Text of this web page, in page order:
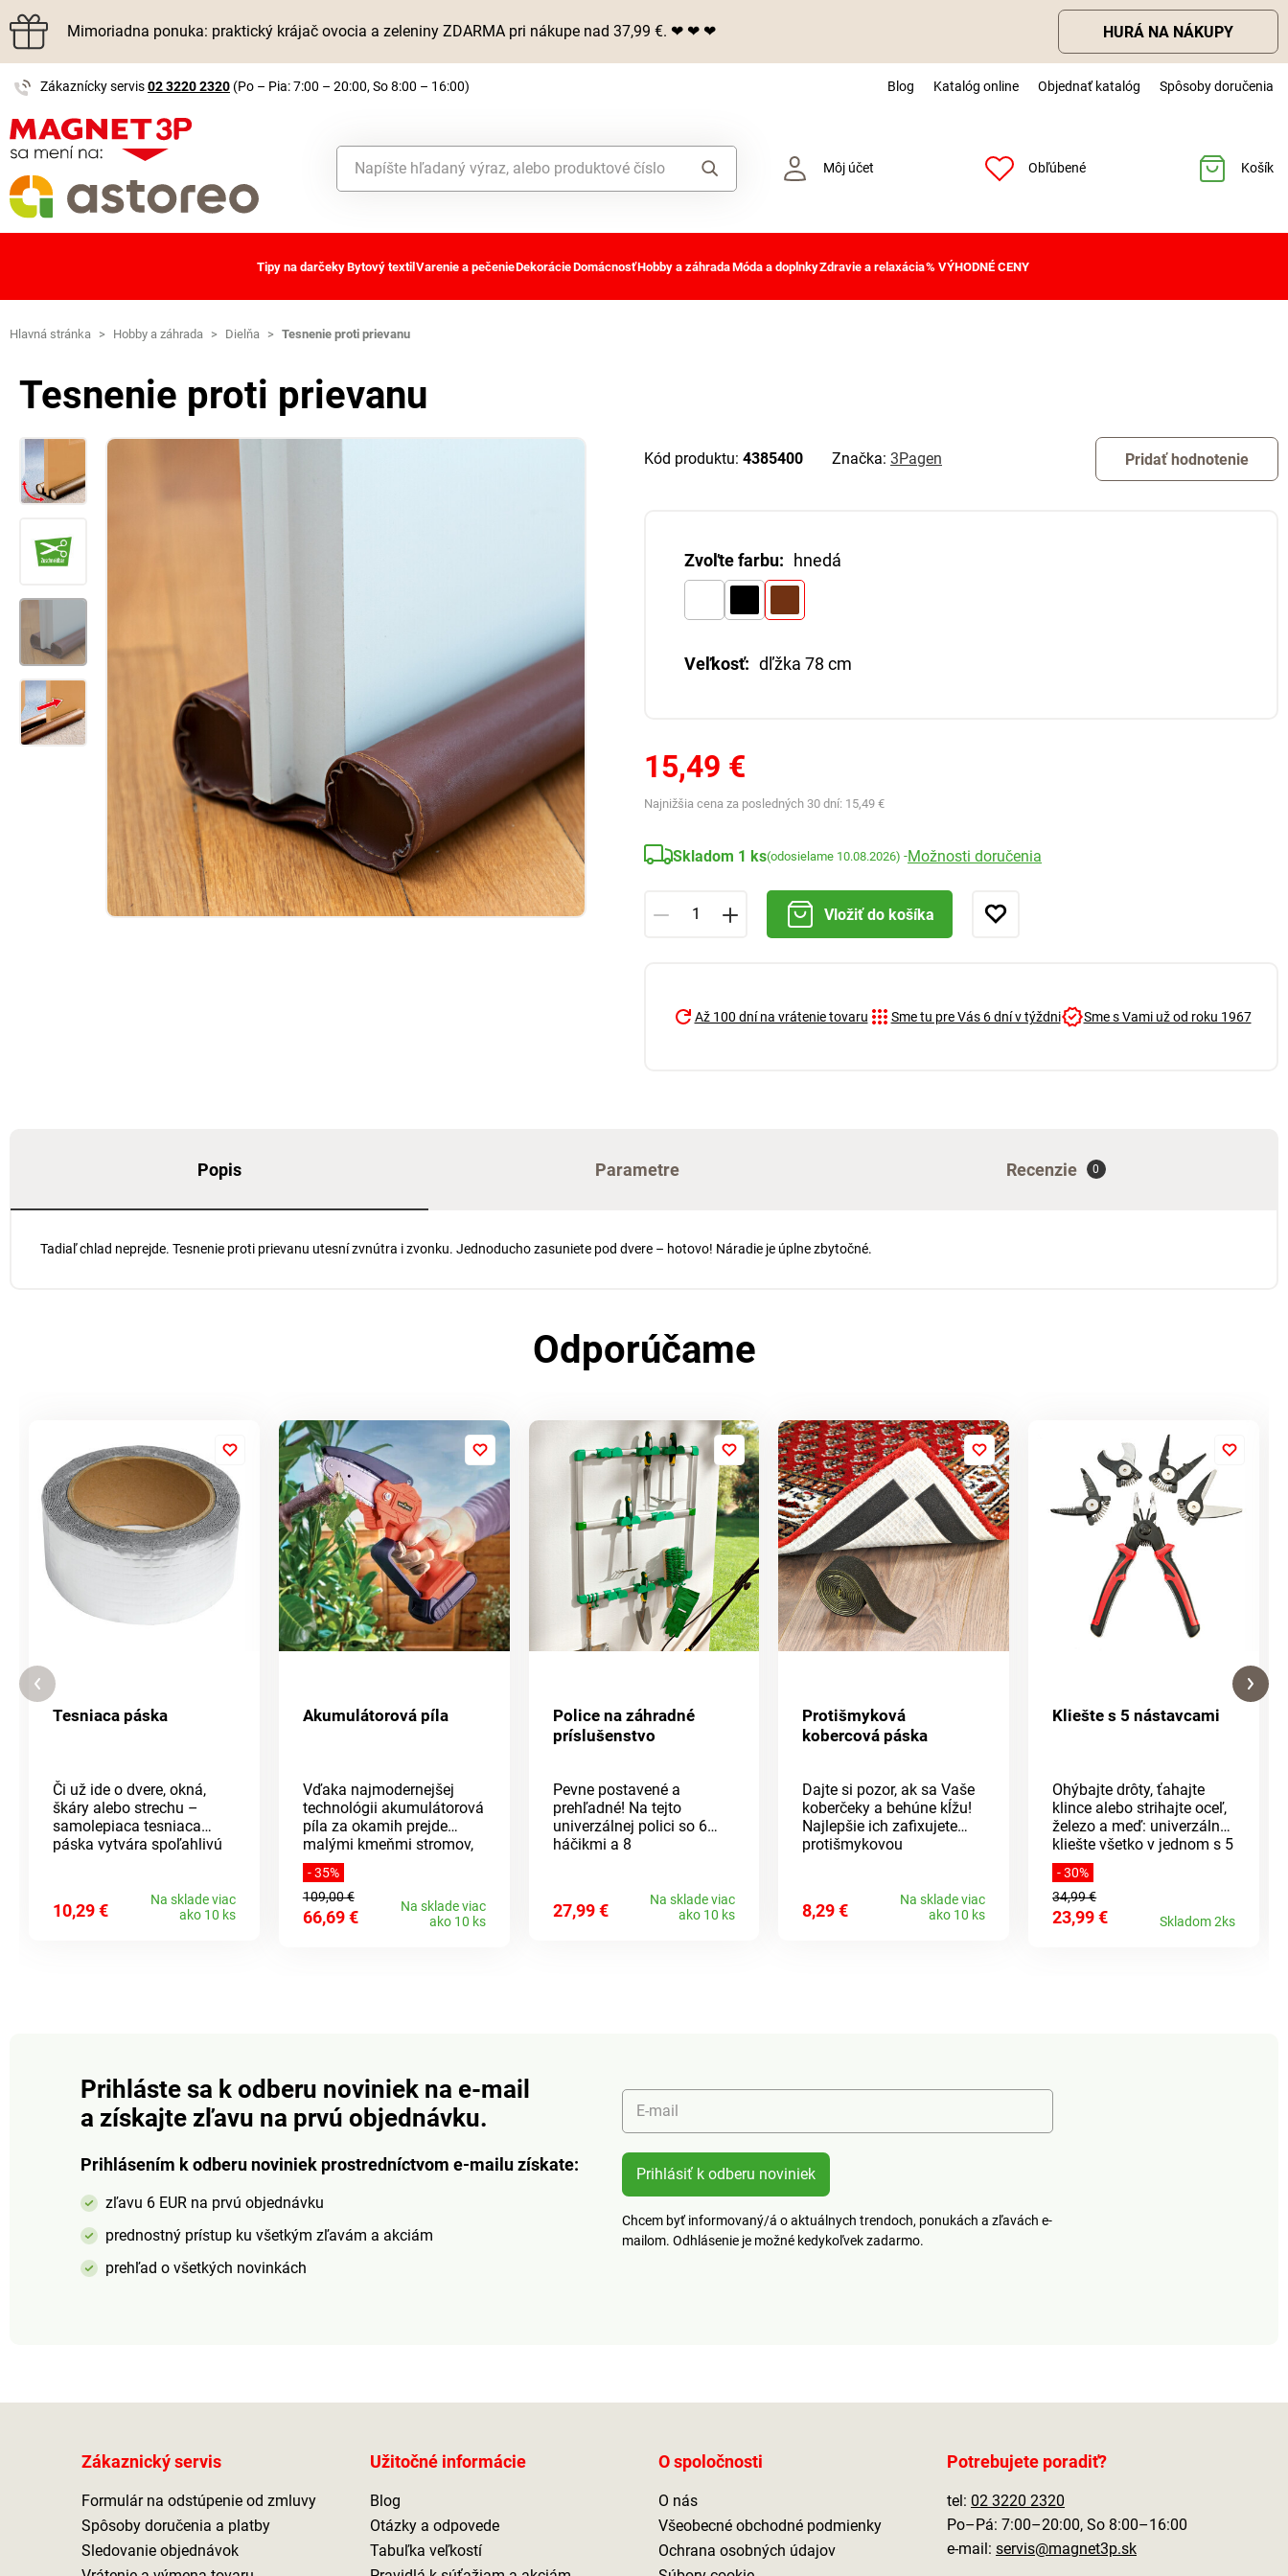
Mimoriadna ponuka: praktický krájač ovocia a zeleniny ZDARMA pri nákupe nad 37,99 €. ❤ ❤ ❤ HURÁ NA NÁKUPY
Zákaznícky servis02 3220 2320 (Po – Pia: 7:00 – 20:00, So 8:00 – 16:00) Blog Katalóg online Objednať katalóg Spôsoby doručenia
Môj účet Obľúbené Košík
Tipy na darčekyBytový textil Varenie a pečenieDekorácieDomácnosťHobby a záhradaMóda a doplnkyZdravie a relaxácia% VÝHODNÉ CENY
Hlavná stránka > Hobby a záhrada > Dielňa > Tesnenie proti prievanu
Tesnenie proti prievanu
Kód produktu: 4385400 Značka: 3Pagen Pridať hodnotenie
Zvoľte farbu: hnedá
Veľkosť: dľžka 78 cm
15,49 €
Najnižšia cena za posledných 30 dní: 15,49 €
Skladom 1 ks(odosielame 10.08.2026) -Možnosti doručenia
Vložiť do košíka
Až 100 dní na vrátenie tovaru Sme tu pre Vás 6 dní v týždni Sme s Vami už od roku 1967
Popis Parametre Recenzie 0
Tadiaľ chlad neprejde. Tesnenie proti prievanu utesní zvnútra i zvonku. Jednoducho zasuniete pod dvere – hotovo! Náradie je úplne zbytočné.
Odporúčame
Tesniaca páska
Či už ide o dvere, okná,
škáry alebo strechu –
samolepiaca tesniaca
páska vytvára spoľahlivú
bezchybná priľnavosť až 5
rokov na väčšine
10,29 €
Na sklade viac
ako 10 ks
Akumulátorová píla
Vďaka najmodernejšej
technológii akumulátorová
píla za okamih prejde
malými kmeňmi stromov,
odreže konáre a vytvaruje
kríky. Vďaka reznej lište s
priemerom 100 mm a
šírkou rezu 85 mm ju
Vrátane 2 dobíjacích
akumulátorov 20 V, 1500
mAh, nabíjačky, úložného
kufríka, olejničky, kľúča a
skrutkovača.
- 35%
109,00 €
66,69 €
Na sklade viac
ako 10 ks
Police na záhradné
príslušenstvo
Pevne postavené a
prehľadné! Na tejto
univerzálnej polici so 6
háčikmi a 8
záhradné náradie vždy na
dosah. Vrátane
27,99 €
Na sklade viac
ako 10 ks
Protišmyková
kobercová páska
Dajte si pozor, ak sa Vaše
koberčeky a behúne kĺžu!
Najlepšie ich zafixujete
protišmykovou
pôdu pod nohami.
8,29 €
Na sklade viac
ako 10 ks
Kliešte s 5 nástavcami
Ohýbajte drôty, ťahajte
klince alebo strihajte oceľ,
železo a meď: univerzálne
kliešte všetko v jednom s 5
rôznymi nadstavcami
šetria miesto a hmotnosť v
kufríku s náradím.
Vykonajú nespočetné
- 30%
34,99 €
23,99 € Skladom 2ks
Prihláste sa k odberu noviniek na e-mail
a získajte zľavu na prvú objednávku.
Prihlásením k odberu noviniek prostredníctvom e-mailu získate:
zľavu 6 EUR na prvú objednávku
prednostný prístup ku všetkým zľavám a akciám
prehľad o všetkých novinkách
E-mail
Prihlásiť k odberu noviniek
Chcem byť informovaný/á o aktuálnych trendoch, ponukách a zľavách e-
mailom. Odhlásenie je možné kedykoľvek zadarmo.
Zákaznický servis
Formulár na odstúpenie od zmluvy
Spôsoby doručenia a platby
Sledovanie objednávok
Užitočné informácie
Blog
Otázky a odpovede
Tabuľka veľkostí
O spoločnosti
O nás
Všeobecné obchodné podmienky
Ochrana osobných údajov
Potrebujete poradiť?
tel: 02 3220 2320
Po–Pá: 7:00–20:00, So 8:00–16:00
e-mail: servis@magnet3p.sk